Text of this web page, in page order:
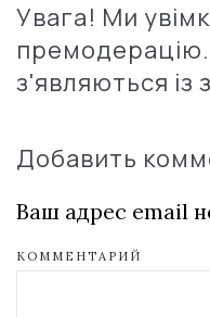
Увага! Ми
з'являються із
Добавить
Ваш адрес email
КОММЕНТАРИЙ